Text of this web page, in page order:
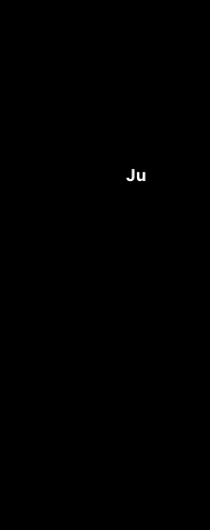
Ju